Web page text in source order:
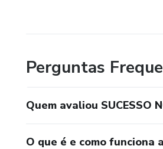
Perguntas
Quem avaliou SUCESSO
O que é e como funciona